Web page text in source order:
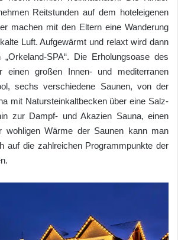
Reitstunden auf dem hoteleigenen
machen mit den Eltern eine Wanderung
Luft. Aufgewärmt und relaxt wird dann
SPA“. Die Erholungsoase des
einen großen Innen- und mediterranen
sechs verschiedene Saunen, von der
mit Natursteinkaltbecken über eine Salz-
zur Dampf- und Akazien Sauna, einen
wohligen Wärme der Saunen kann man
auf die zahlreichen Programmpunkte der